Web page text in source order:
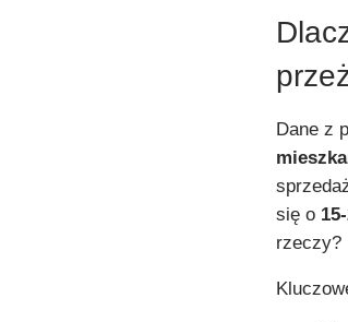
Dane z
się o
rzeczy?